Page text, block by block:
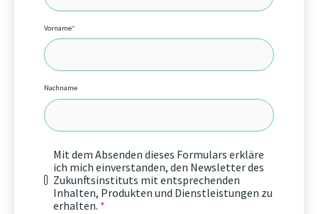
Vorname*
Nachname
Mit dem Absenden dieses Formulars erkläre
ich mich einverstanden, den Newsletter des
Zukunftsinstituts mit entsprechenden
Inhalten, Produkten und Dienstleistungen zu
erhalten. *